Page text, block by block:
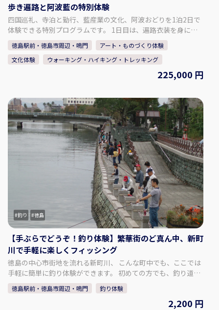
歩き遍路と阿波藍の特別体験
四国巡礼、寺泊と勤行、藍産業の文化、阿波おどりを1泊2日で
体験できる特別プログラムです。 1日目は、遍路衣装を身に着
け、歩き遍路を体験。お遍路に精通した専属の通訳ガイドと一
緒に、1番札所 霊山寺から4番札所 大日寺まで歩きます。 6番札
所 安楽寺の宿坊に泊まり、夜の勤行体験と非公開の多宝塔の特
別視察ができます。 2日目は藍の館へ。藍染体験や学芸員によ
る藍の館案内の他、西座敷で特別に阿波おどりの貸切公演を鑑
お一人様あたり 1名参加の場合 225,000円～ 2名参加の場合
200,000円～ 3名～4名参加の場合 125,000円～ 5名～9名参加
の場合 100,000円～ 10名様以上 75,000円～ ・朝食1回、昼
食2回、夕食1回 ・英語通訳案内士付き ・お遍路衣装（すげ笠：
カバー付き、金剛杖：カバー付き、輪袈裟、袖付白衣） ・歩き
遍路時は車のサポートバス（小型または中型バス）がついてい
ます ジャンボタクシーやセダンタクシーへの変更も可能です
・宿泊者多数の場合、安楽寺での夜の勤行体験はプライベート
での開催ができません ・安楽寺でのお部屋は基本、洋室バスト
イレ付となります 和室（バス・トイレは部屋の外）はオプシ
ョンとなります。 ・前泊は基本料金に含まれておりません。必
要に応じて手配します ・添乗員は同行しません。オプションで
付けることができます ご希望に応じてご対応させていただきま
す。 お気軽にお問い合わせください。 【問い合わせ先】 株式会
社エアトラベル徳島 TEL：088-600-8560 E-mail：
aitripper@air-travel.jp
徳島駅前・徳島市周辺・鳴門
アート・ものづくり体験
文化体験
ウォーキング・ハイキング・トレッキング
225,000 円
釣り 徳島
【手ぶらでどうぞ！釣り体験】繁華街のど真ん中、新町
川で手軽に楽しくフィッシング
徳島の中心市街地を流れる新町川、 こんな町中でも、ここでは
手軽に簡単に釣り体験ができます。 初めての方でも、釣り道具
がなくても、手ぶらで釣り体験。 初心者には丁寧に釣り講習を
行います。 徳島で少し時間が（約2時間）空けば、釣りの楽し
さに目覚めるかも。 もちろん釣った魚はお持ち帰りできます。
徳島駅前・徳島市周辺・鳴門 釣り体験
2,200 円